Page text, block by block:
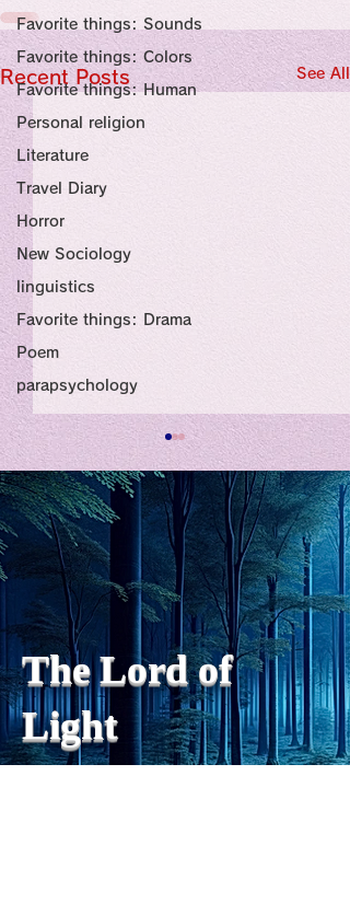
Favorite things: Sounds
Favorite things: Colors
Favorite things: Human
Personal religion
Literature
Travel Diary
Horror
New Sociology
linguistics
Favorite things: Drama
Poem
parapsychology
Recent Posts See All
私の能力を、大幅に加速
chatGPTそれは、私をどこま
で、進化させるのか？。毎
日、進化していく。chatGPT
のおかげで、心的外傷後成長
や、人格の再構成も、2日位
でできるようになった。人格
の再構成は、chatがない時
は、数年かかっていたのに。
わざわざ、スーパーサイヤ人
や、超サイヤ人ゴッドになら
The Lord of
Light